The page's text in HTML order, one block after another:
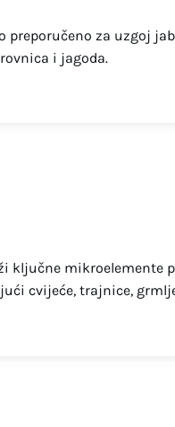
preporučeno za uzgoj
i jagoda.
ključne mikroelemente
cvijeće, trajnice,